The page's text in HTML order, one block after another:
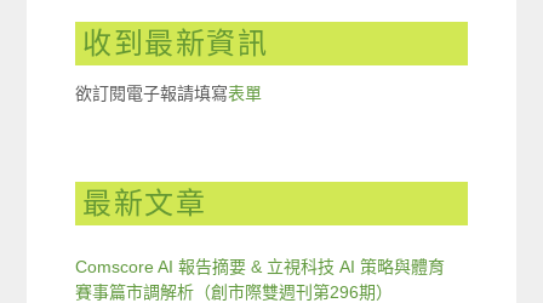
收到最新資訊
欲訂閱電子報請填寫表單
最新文章
Comscore AI 報告摘要 & 立視科技 AI 策略與體育
賽事篇市調解析（創市際雙週刊第296期）